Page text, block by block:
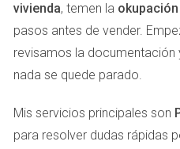
mínimo de tres meses.
Es importante también tener
mercado local, como la
más activas para las ventas
facilitar una venta más
vivienda, temen la okupación
pasos antes de vender.
revisamos la documentación
nada se quede parado.
Mis servicios principales son
para resolver dudas rápidas